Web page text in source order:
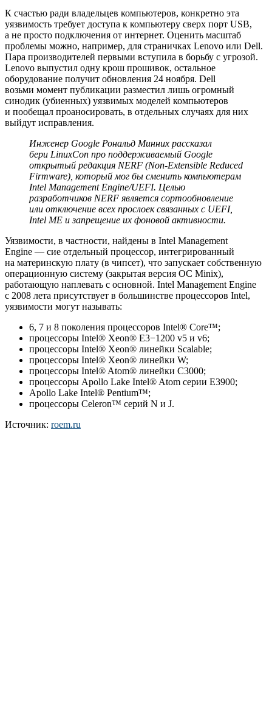
К счастью ради владельцев компьютеров, конкретно эта
уязвимость требует доступа к компьютеру сверх порт USB,
а не просто подключения от интернет. Оценить масштаб
проблемы можно, например, для страничках Lenovo или Dell.
Пара производителей первыми вступила в борьбу с угрозой.
Lenovo выпустил одну крош прошивок, остальное
оборудование получит обновления 24 ноября. Dell
возьми момент публикации разместил лишь огромный
синодик (убиенных) уязвимых моделей компьютеров
и пообещал проаносировать, в отдельных случаях для них
выйдут исправления.
Инженер Google Рональд Минних рассказал
бери LinuxCon про поддерживаемый Google
открытый редакция NERF (Non-Extensible Reduced
Firmware), который мог бы сменить компьютерам
Intel Management Engine/UEFI. Целью
разработчиков NERF является сортообновление
или отключение всех прослоек связанных с UEFI,
Intel ME и запрещение их фоновой активности.
Уязвимости, в частности, найдены в Intel Management
Engine — сие отдельный процессор, интегрированный
на материнскую плату (в чипсет), что запускает собственную
операционную систему (закрытая версия ОС Minix),
работающую наплевать с основной. Intel Management Engine
с 2008 лета присутствует в большинстве процессоров Intel,
уязвимости могут называть:
6, 7 и 8 поколения процессоров Intel® Core™;
процессоры Intel® Xeon® E3−1200 v5 и v6;
процессоры Intel® Xeon® линейки Scalable;
процессоры Intel® Xeon® линейки W;
процессоры Intel® Atom® линейки C3000;
процессоры Apollo Lake Intel® Atom серии E3900;
Apollo Lake Intel® Pentium™;
процессоры Celeron™ серий N и J.
Источник: roem.ru